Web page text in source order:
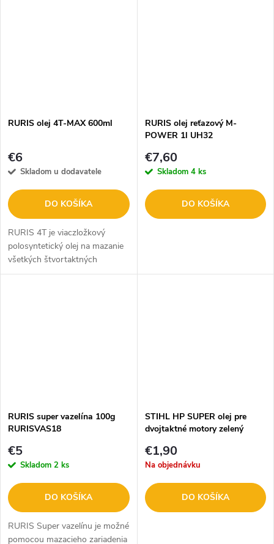
RURIS olej 4T-MAX 600ml
€6
Skladom u dodavatele
DO KOŠÍKA
RURIS 4T je viaczložkový
polosyntetický olej na mazanie
všetkých štvortaktných
motorov
RURIS olej reťazový M-
POWER 1l UH32
€7,60
Skladom 4 ks
DO KOŠÍKA
RURIS super vazelína 100g
RURISVAS18
€5
Skladom 2 ks
DO KOŠÍKA
RURIS Super vazelínu je možné
pomocou mazacieho zariadenia
STIHL HP SUPER olej pre
dvojtaktné motory zelený
€1,90
Na objednávku
DO KOŠÍKA